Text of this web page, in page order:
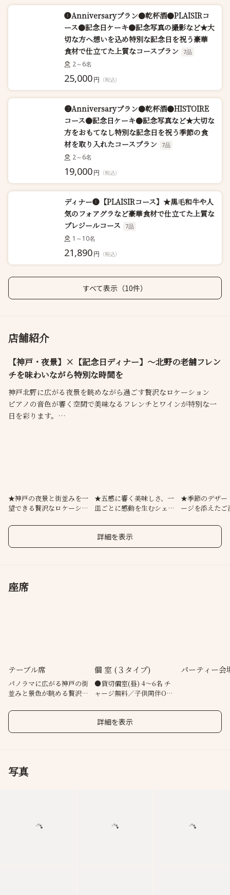
❶Anniversaryプラン●乾杯酒●PLAISIRコ
ース●記念日ケーキ●記念写真の撮影など★大
切な方へ想いを込め特別な記念日を祝う豪華
食材で仕立てた上質なコースプラン
7品
2～6名
25,000円 （税込）
❷Anniversaryプラン●乾杯酒●HISTOIRE
コース●記念日ケーキ●記念写真など★大切な
方をおもてなし特別な記念日を祝う季節の食
材を取り入れたコースプラン
7品
2～6名
19,000円 （税込）
ディナー❶【PLAISIRコース】★黒毛和牛や人
気のフォアグラなど豪華食材で仕立てた上質な
プレジールコース
7品
1～10名
21,890円 （税込）
すべて表示（10件）
店舗紹介
【神戸・夜景】×【記念日ディナー】～北野の老舗フレン
チを味わいながら特別な時間を
神戸北野に広がる夜景を眺めながら過ごす贅沢なロケーション
ピアノの音色が響く空間で美味なるフレンチとワインが特別な一
日を彩ります。
覧ください
★神戸の夜景と街並みを一
望できる贅沢なロケーショ
★五感に響く美味しさ、一
皿ごとに感動を生むシェフ
★季節のデザー
ージを添えたご
詳細を表示
座席
テーブル席
パノラマに広がる神戸の街
並みと景色が眺める贅沢な
個 室 (３タイプ)
●貸切個室(昼) 4～6名 チ
ャージ無料／子供同伴OK
パーティー会
詳細を表示
写真